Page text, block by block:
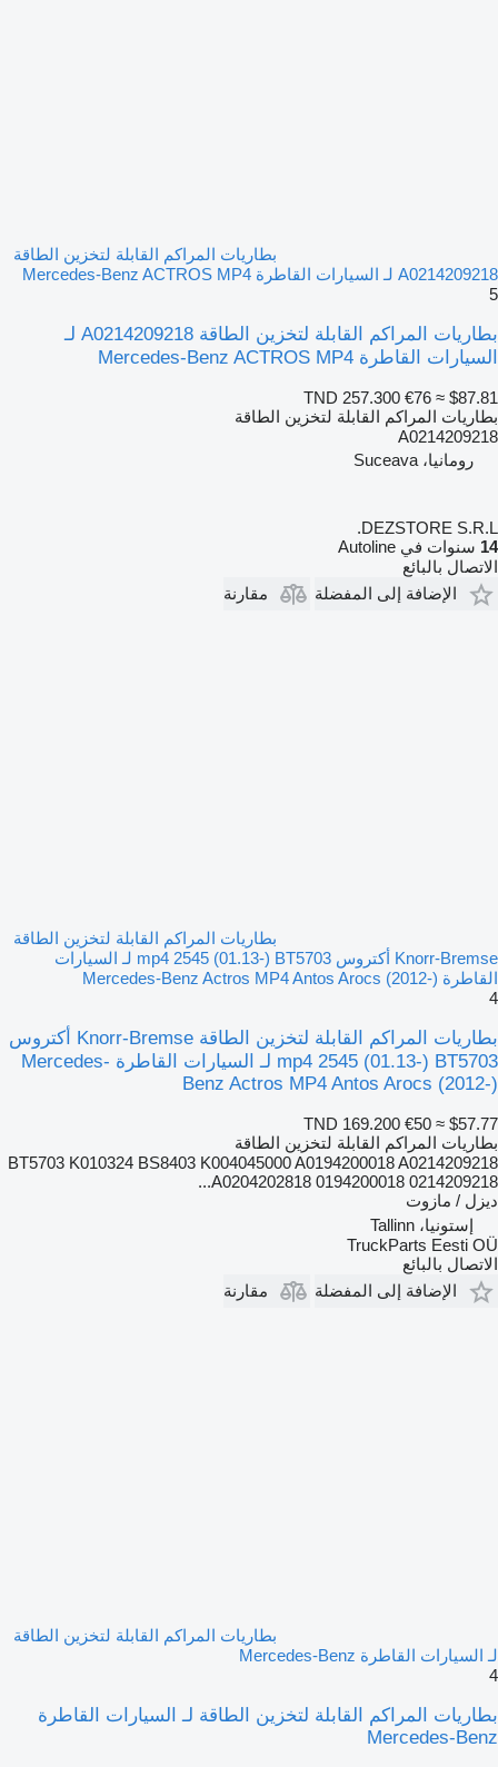
بطاريات المراكم القابلة لتخزين الطاقة
A0214209218 لـ السيارات القاطرة Mercedes-Benz ACTROS MP4
5
بطاريات المراكم القابلة لتخزين الطاقة A0214209218 لـ
السيارات القاطرة Mercedes-Benz ACTROS MP4
TND 257.300 €76 ≈ $87.81
بطاريات المراكم القابلة لتخزين الطاقة
A0214209218
رومانيا، Suceava
DEZSTORE S.R.L.
14 سنوات في Autoline
الاتصال بالبائع
الإضافة إلى المفضلة
مقارنة
بطاريات المراكم القابلة لتخزين الطاقة
Knorr-Bremse أكتروس mp4 2545 (01.13-) BT5703 لـ السيارات
القاطرة Mercedes-Benz Actros MP4 Antos Arocs (2012-)
4
بطاريات المراكم القابلة لتخزين الطاقة Knorr-Bremse أكتروس
mp4 2545 (01.13-) BT5703 لـ السيارات القاطرة Mercedes-
Benz Actros MP4 Antos Arocs (2012-)
TND 169.200 €50 ≈ $57.77
بطاريات المراكم القابلة لتخزين الطاقة
BT5703 K010324 BS8403 K004045000 A0194200018 A0214209218
A0204202818 0194200018 0214209218...
ديزل / مازوت
إستونيا، Tallinn
TruckParts Eesti OÜ
الاتصال بالبائع
الإضافة إلى المفضلة
مقارنة
بطاريات المراكم القابلة لتخزين الطاقة
لـ السيارات القاطرة Mercedes-Benz
4
بطاريات المراكم القابلة لتخزين الطاقة لـ السيارات القاطرة
Mercedes-Benz